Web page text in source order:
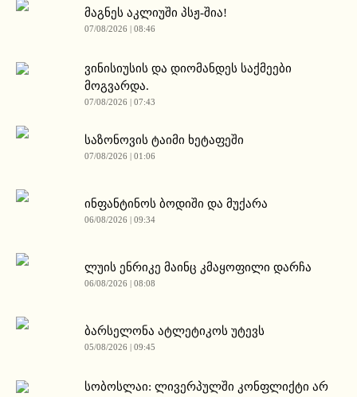
მაგნეს აკლიუში პსჟ-შია!
07/08/2026 | 08:46
ვინისიუსის და დიომანდეს საქმეები
მოგვარდა.
07/08/2026 | 07:43
საზონოვის ტაიმი ხეტაფეში
07/08/2026 | 01:06
ინფანტინოს ბოდიში და მუქარა
06/08/2026 | 09:34
ლუის ენრიკე მაინც კმაყოფილი დარჩა
06/08/2026 | 08:08
ბარსელონა ატლეტიკოს უტევს
05/08/2026 | 09:45
სობოსლაი: ლივერპულში კონფლიქტი არ